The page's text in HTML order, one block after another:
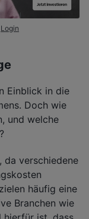
Login
Einblick in die
Doch wie
und welche
da verschiedene
häufig eine
Branchen wie